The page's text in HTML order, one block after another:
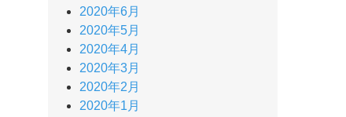
2020年6月
2020年5月
2020年4月
2020年3月
2020年2月
2020年1月